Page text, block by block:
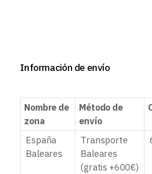
Información de envío
Nombre de
zona
Método de
envío
España
Baleares
Transporte
Baleares
(gratis +600€)